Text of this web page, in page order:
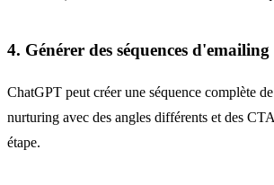
4. Générer des séquences d'emailing
ChatGPT peut créer une séquence complète
nurturing avec des angles différents et des
étape.